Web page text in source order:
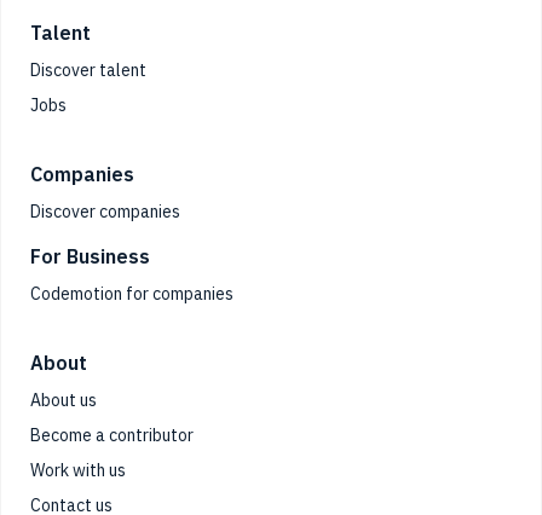
Talent
Discover talent
Jobs
Companies
Discover companies
For Business
Codemotion for companies
About
About us
Become a contributor
Work with us
Contact us